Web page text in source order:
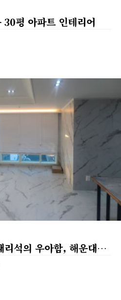
평 아파트 인테리어
리석의 우아함, 해운대…